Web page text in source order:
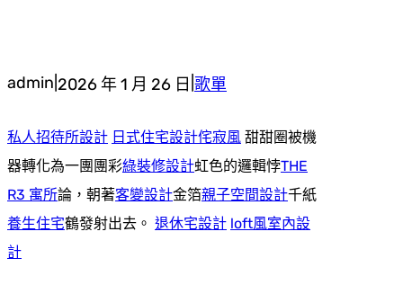
admin 2026 年 1 月 26 日 歌單
私人招待所設計 日式住宅設計侘寂風 甜甜圈被機
器轉化為一團團彩綠裝修設計虹色的邏輯悖THE
R3 寓所論，朝著客變設計金箔親子空間設計千紙
養生住宅鶴發射出去。 退休宅設計 loft風室內設
計